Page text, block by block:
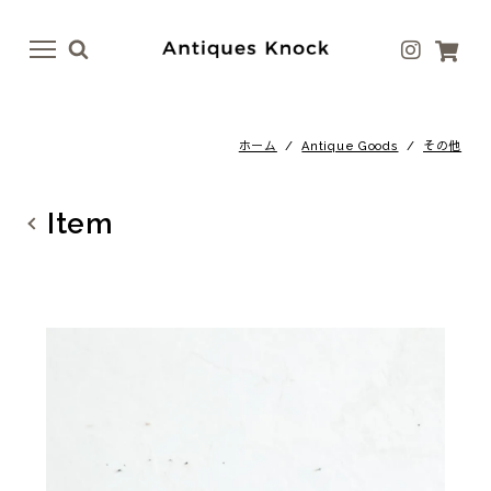
menu
menu
テーブル
ホーム /Antique Goods / その他
Item